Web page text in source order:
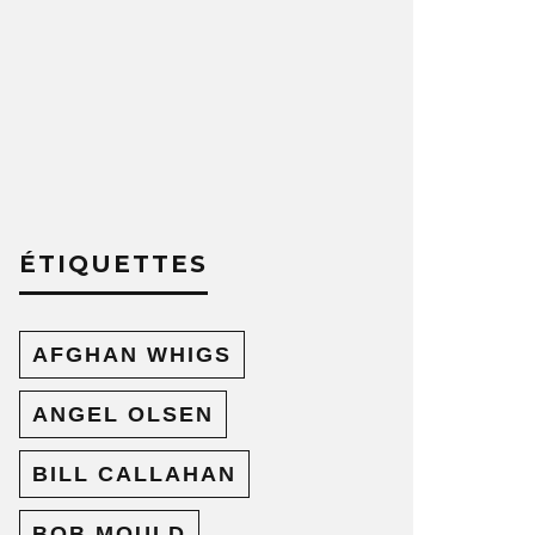
ÉTIQUETTES
AFGHAN WHIGS
ANGEL OLSEN
BILL CALLAHAN